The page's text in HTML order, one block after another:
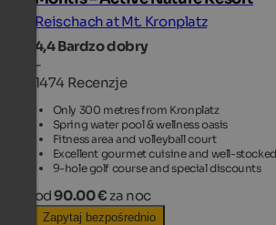
Reischach at Mt. Kronplatz
4,4Bardzo dobry
-
1474 Recenzje
Only 300 metres from Kronplatz
Spring water pool & wellness oasis
Fitness area and volleyball court
Excellent gourmet cuisine and well-
9-hole golf course and special discounts
od90.00 € za noc
Zapytaj bezpośrednio